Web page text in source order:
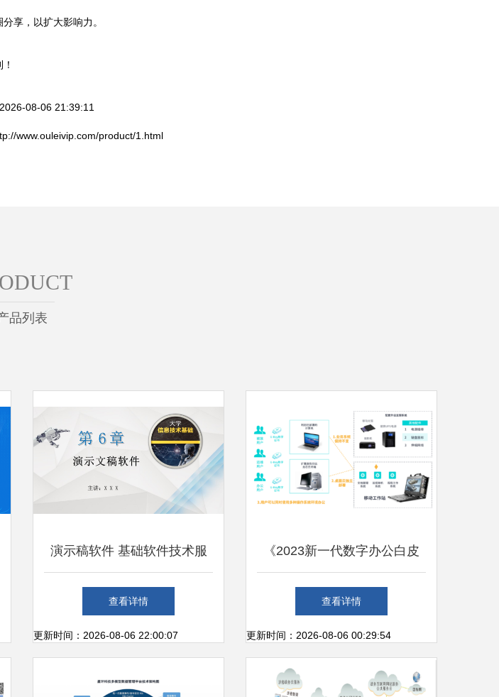
享，以扩大影响力。
08-06 21:39:11
www.ouleivip.com/product/1.html
品列表
演示稿软件 基础软件技术服
务中的核心工具
查看详情
更新时间：2026-08-06 22:00:07
《2023新一代数字办公白皮
书》 基础软件技术服务驱动
未来工作新范式
查看详情
更新时间：2026-08-06 00:29:54